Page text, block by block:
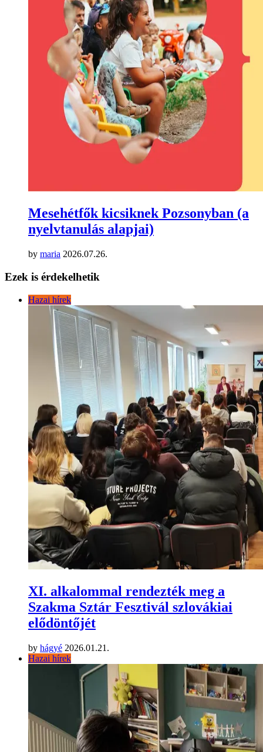
Mesehétfők kicsiknek Pozsonyban (a
nyelvtanulás alapjai)
by maria 2026.07.26.
Ezek is érdekelhetik
Hazai hírek
XI. alkalommal rendezték meg a
Szakma Sztár Fesztivál szlovákiai
elődöntőjét
by hágyé 2026.01.21.
Hazai hírek